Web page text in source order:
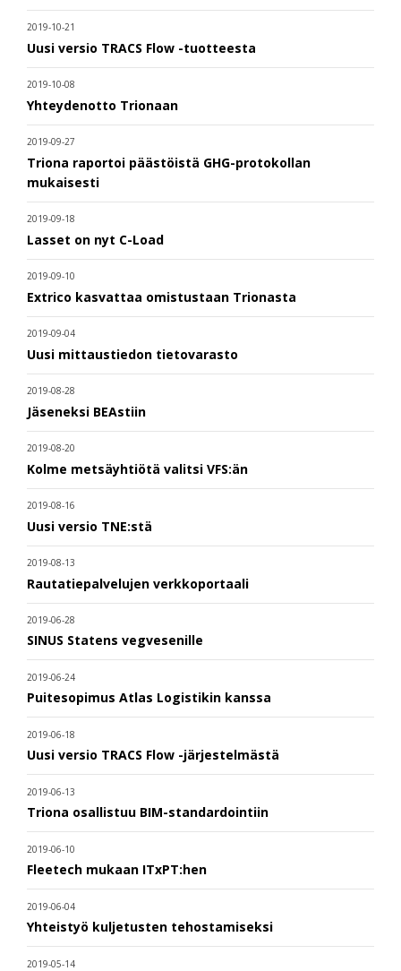
2019-10-21
Uusi versio TRACS Flow -tuotteesta
2019-10-08
Yhteydenotto Trionaan
2019-09-27
Triona raportoi päästöistä GHG-protokollan
mukaisesti
2019-09-18
Lasset on nyt C-Load
2019-09-10
Extrico kasvattaa omistustaan Trionasta
2019-09-04
Uusi mittaustiedon tietovarasto
2019-08-28
Jäseneksi BEAstiin
2019-08-20
Kolme metsäyhtiötä valitsi VFS:än
2019-08-16
Uusi versio TNE:stä
2019-08-13
Rautatiepalvelujen verkkoportaali
2019-06-28
SINUS Statens vegvesenille
2019-06-24
Puitesopimus Atlas Logistikin kanssa
2019-06-18
Uusi versio TRACS Flow -järjestelmästä
2019-06-13
Triona osallistuu BIM-standardointiin
2019-06-10
Fleetech mukaan ITxPT:hen
2019-06-04
Yhteistyö kuljetusten tehostamiseksi
2019-05-14